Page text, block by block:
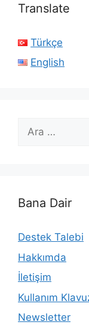
Translate
Türkçe
English
için
Bana Dair
Destek Talebi
Hakkımda
İletişim
Kullanım
Newsletter